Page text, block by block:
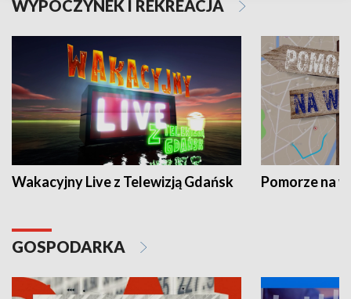
WYPOCZYNEK I REKREACJA
Wakacyjny Live z Telewizją Gdańsk Pomorze na
GOSPODARKA